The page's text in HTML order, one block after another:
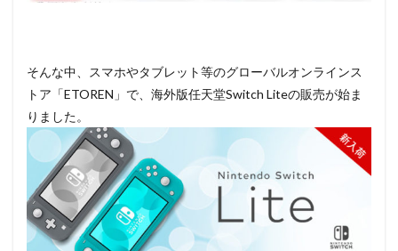
そんな中、スマホやタブレット等のグローバルオンラインス
トア「ETOREN」で、海外版任天堂Switch Liteの販売が始ま
りました。